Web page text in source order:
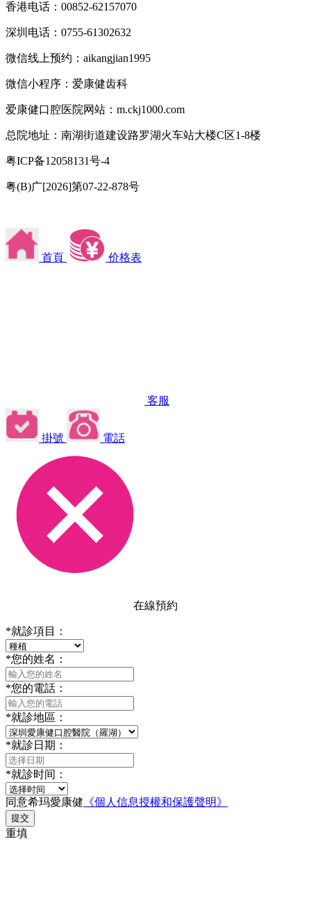
香港电话：00852-62157070
深圳电话：0755-61302632
微信线上预约：aikangjian1995
微信小程序：爱康健齿科
爱康健口腔医院网站：m.ckj1000.com
总院地址：南湖街道建设路罗湖火车站大楼C区1-8楼
粤ICP备12058131号-4
粤(B)广[2026]第07-22-878号
首頁 价格表
客服
掛號 電話
在線預約
*就診項目：
*您的姓名：
*您的電話：
*就診地區：
*就診日期：
*就診时间：
同意希玛愛康健 《個人信息授權和保護聲明》
提交
重填